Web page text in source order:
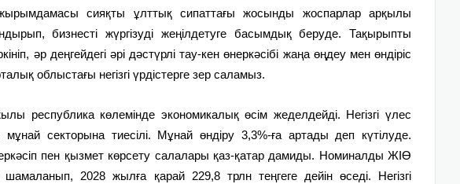
сияқты ұлттық сипаттағы жосынды жоспарлар арқылы
бизнесті жүргізуді жеңілдетуге басымдық беруде. Тақырыпты
әр деңгейдегі әрі дәстүрлі тау-кен өнеркәсібі жаңа өңдеу мен өндіріс
облыстағы негізгі үрдістерге зер саламыз.
республика көлемінде экономикалық өсім жеделдейді. Негізгі үлес
секторына тиесілі. Мұнай өндіру 3,3%-ға артады деп күтілуде.
пен қызмет көрсету салалары қаз-қатар дамиды. Номиналды ЖІӨ
шамаланып, 2028 жылға қарай 229,8 трлн теңгеге дейін өседі. Негізгі